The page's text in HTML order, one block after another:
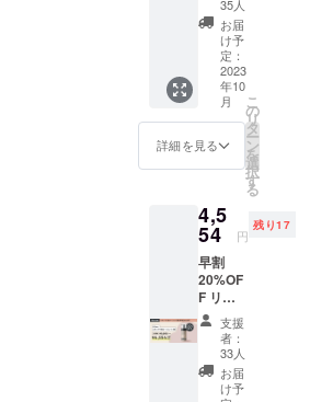
も多くのワ
ンちゃんに
届けたいと
願っていま
す。
&Stem
スキン
ケアク
リーム×
１個 一
般販売
価格
（税込
5,520円
予定）
1,104円
+送料分
お得に
ご購入
いただ
けま
す。 ※
一般販
売価格
は予告
なく変
35人
お届
け予
定：
2023
年10
月
詳細を見る
こ
の
リ
タ
ー
ン
を
選
択
す
る
4,5
54 円
残り17
早割
20%OF
F リ
ター
ン：
&Stem
スキン
ケア泡
支援
者：
33人
お届
け予